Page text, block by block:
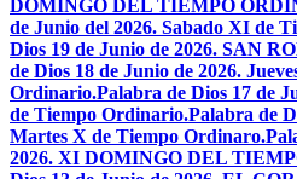
DOMINGO DEL TIEMPO
de Junio del 2026. Sabado XI de
Dios 19 de Junio de 2026. SAN
de Dios 18 de Junio de 2026.
Ordinario.Palabra de Dios 17 de
de Tiempo Ordinario.Palabra de
Martes X de Tiempo Ordinaro.
2026. XI DOMINGO DEL